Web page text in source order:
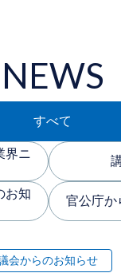
NEWS
すべて
界ニ
お知
官公庁か
会からのお知らせ